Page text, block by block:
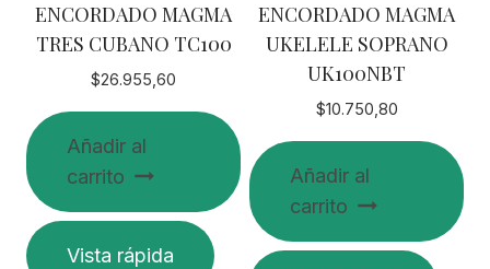
ENCORDADO MAGMA
TRES CUBANO TC100
$26.955,60
Añadir al
carrito
Vista rápida
ENCORDADO MAGMA
UKELELE SOPRANO
UK100NBT
$10.750,80
Añadir al
carrito